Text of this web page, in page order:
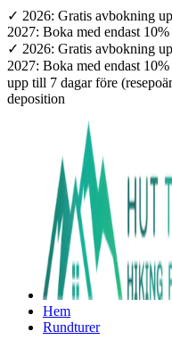
✓ 2026: Gratis avbokning
2027: Boka med endast
✓ 2026: Gratis avbokning
2027: Boka med endast
upp till 7 dagar före
deposition
Hem
Rundturer